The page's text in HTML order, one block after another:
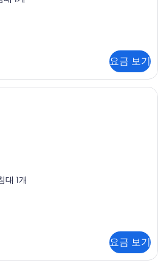
요금 보기
객실 내 금고, 책상, 암막 커튼, 다리미/
대 1개
요금 보기